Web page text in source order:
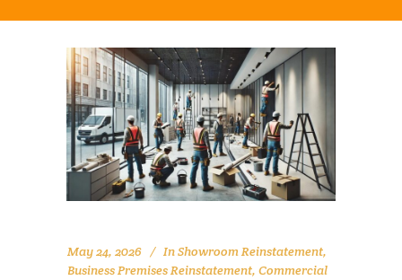
May 24, 2026 InShowroom Reinstatement,
Business Premises Reinstatement, Commercial